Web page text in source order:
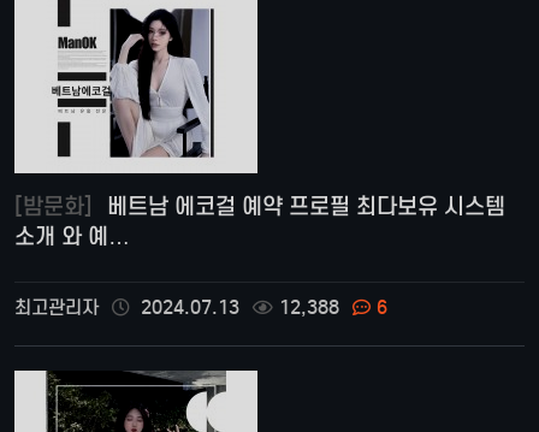
[밤문화]
소개 와 예…
최고관리자 2024.07.13 12,388 6